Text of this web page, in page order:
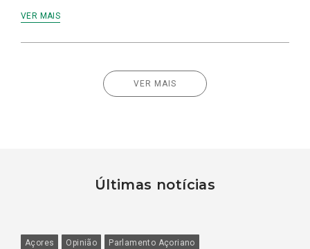
VER MAIS
VER MAIS
Últimas notícias
Açores Opinião Parlamento Açoriano